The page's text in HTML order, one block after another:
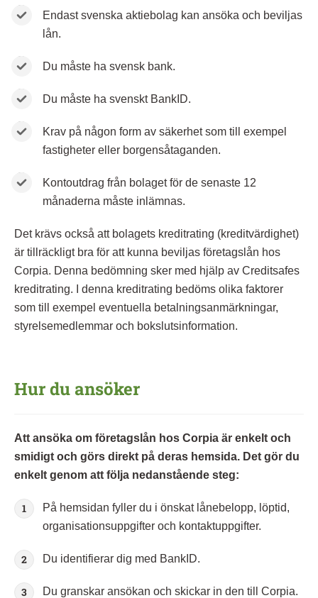
Endast svenska aktiebolag kan ansöka och beviljas
lån.
Du måste ha svensk bank.
Du måste ha svenskt BankID.
Krav på någon form av säkerhet som till exempel
fastigheter eller borgensåtaganden.
Kontoutdrag från bolaget för de senaste 12
månaderna måste inlämnas.
Det krävs också att bolagets kreditrating (kreditvärdighet)
är tillräckligt bra för att kunna beviljas företagslån hos
Corpia. Denna bedömning sker med hjälp av Creditsafes
kreditrating. I denna kreditrating bedöms olika faktorer
som till exempel eventuella betalningsanmärkningar,
styrelsemedlemmar och bokslutsinformation.
Hur du ansöker
Att ansöka om företagslån hos Corpia är enkelt och
smidigt och görs direkt på deras hemsida. Det gör du
enkelt genom att följa nedanstående steg:
På hemsidan fyller du i önskat lånebelopp, löptid,
organisationsuppgifter och kontaktuppgifter.
Du identifierar dig med BankID.
Du granskar ansökan och skickar in den till Corpia.